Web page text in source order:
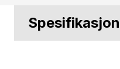
Spesifikasjon